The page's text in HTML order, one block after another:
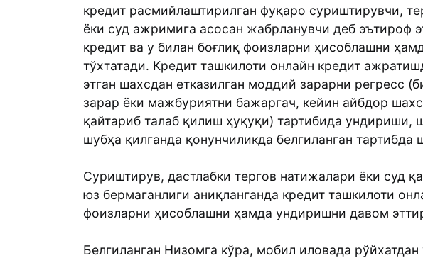
кредит расмийлаштирилган фуқаро суриштирувчи,
ёки суд ажримига асосан жабрланувчи деб эътироф
кредит ва у билан боғлиқ фоизларни ҳисоблашни
тўхтатади. Кредит ташкилоти онлайн кредит
этган шахсдан етказилган моддий зарарни регресс
зарар ёки мажбуриятни бажаргач, кейин айбдор
қайтариб талаб қилиш ҳуқуқи) тартибида ундириши,
шубҳа қилганда қонунчиликда белгиланган
Суриштирув, дастлабки тергов натижалари ёки суд
юз бермаганлиги аниқланганда кредит ташкилоти
фоизларни ҳисоблашни ҳамда ундиришни давом
Белгиланган Низомга кўра, мобил иловада